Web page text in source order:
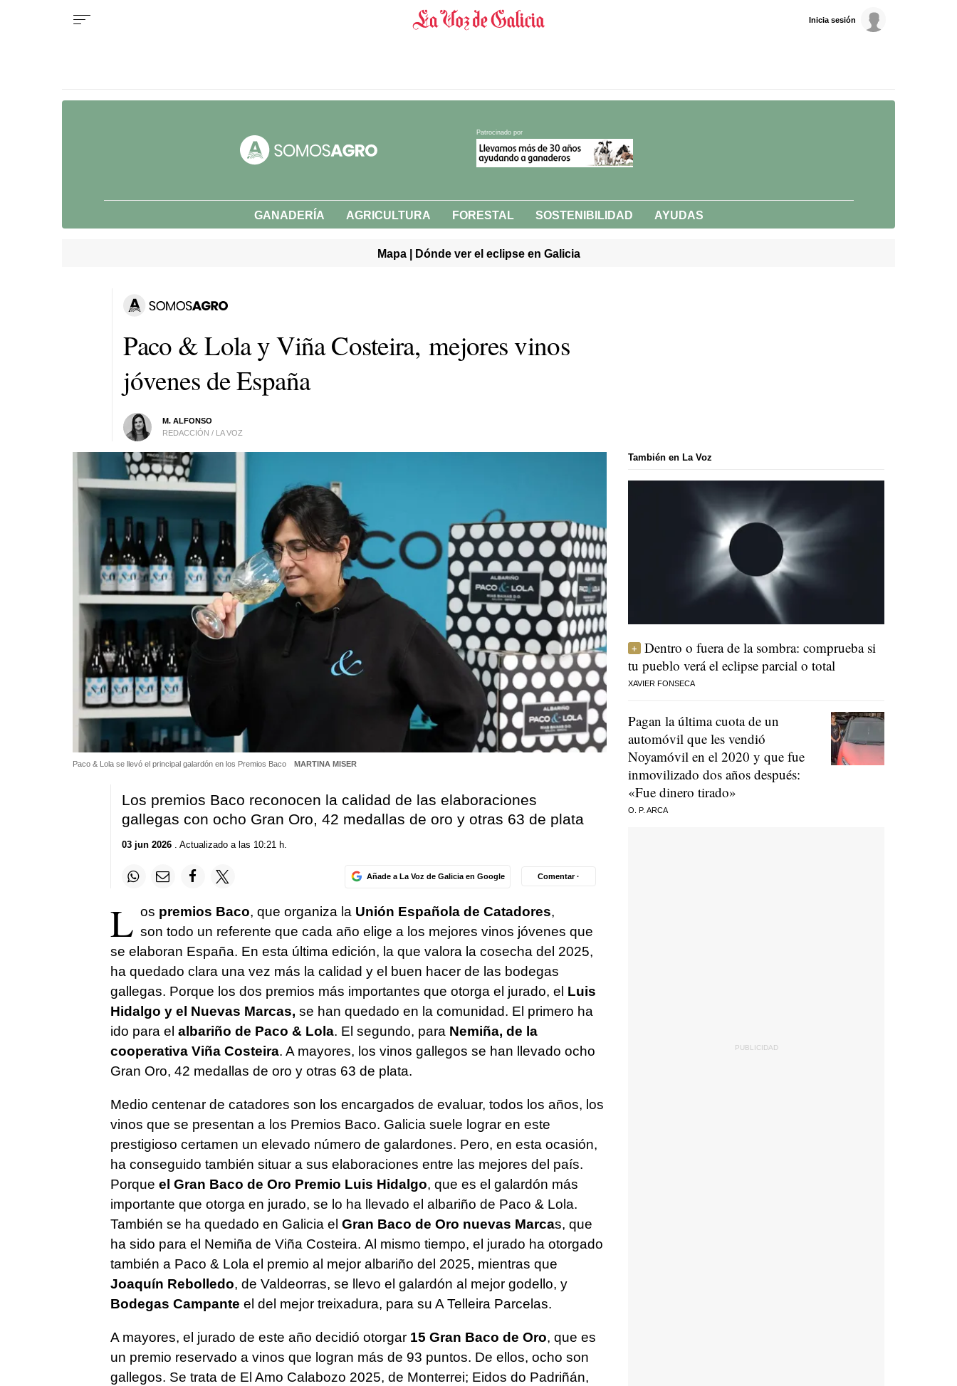
Inicia sesión
Patrocinado por
GANADERÍA AGRICULTURA FORESTAL SOSTENIBILIDAD AYUDAS
Mapa | Dónde ver el eclipse en Galicia
Paco & Lola y Viña Costeira, mejores vinos
jóvenes de España
M. ALFONSO
REDACCIÓN / LA VOZ
Paco & Lola se llevó el principal galardón en los Premios Baco MARTINA MISER
Los premios Baco reconocen la calidad de las elaboraciones
gallegas con ocho Gran Oro, 42 medallas de oro y otras 63 de plata
03 jun 2026. Actualizado a las 10:21 h.
Añade a La Voz de Galicia en Google Comentar ·
L os premios Baco, que organiza la Unión Española de Catadores,
son todo un referente que cada año elige a los mejores vinos jóvenes que
se elaboran España. En esta última edición, la que valora la cosecha del 2025,
ha quedado clara una vez más la calidad y el buen hacer de las bodegas
gallegas. Porque los dos premios más importantes que otorga el jurado, el Luis
Hidalgo y el Nuevas Marcas, se han quedado en la comunidad. El primero ha
ido para el albariño de Paco & Lola. El segundo, para Nemiña, de la
cooperativa Viña Costeira. A mayores, los vinos gallegos se han llevado ocho
Gran Oro, 42 medallas de oro y otras 63 de plata.
Medio centenar de catadores son los encargados de evaluar, todos los años, los
vinos que se presentan a los Premios Baco. Galicia suele lograr en este
prestigioso certamen un elevado número de galardones. Pero, en esta ocasión,
ha conseguido también situar a sus elaboraciones entre las mejores del país.
Porque el Gran Baco de Oro Premio Luis Hidalgo, que es el galardón más
importante que otorga en jurado, se lo ha llevado el albariño de Paco & Lola.
También se ha quedado en Galicia el Gran Baco de Oro nuevas Marcas, que
ha sido para el Nemiña de Viña Costeira. Al mismo tiempo, el jurado ha otorgado
también a Paco & Lola el premio al mejor albariño del 2025, mientras que
Joaquín Rebolledo, de Valdeorras, se llevo el galardón al mejor godello, y
Bodegas Campante el del mejor treixadura, para su A Telleira Parcelas.
A mayores, el jurado de este año decidió otorgar 15 Gran Baco de Oro, que es
un premio reservado a vinos que logran más de 93 puntos. De ellos, ocho son
gallegos. Se trata de El Amo Calabozo 2025, de Monterrei; Eidos do Padriñán,
También en La Voz
Dentro o fuera de la sombra: comprueba si
tu pueblo verá el eclipse parcial o total
XAVIER FONSECA
Pagan la última cuota de un
automóvil que les vendió
Noyamóvil en el 2020 y que fue
inmovilizado dos años después:
«Fue dinero tirado»
O. P. ARCA